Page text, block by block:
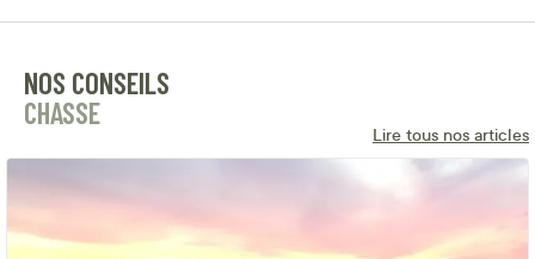
NOS CONSEILS
CHASSE
Lire tous nos articles